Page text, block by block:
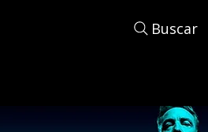
Buscar